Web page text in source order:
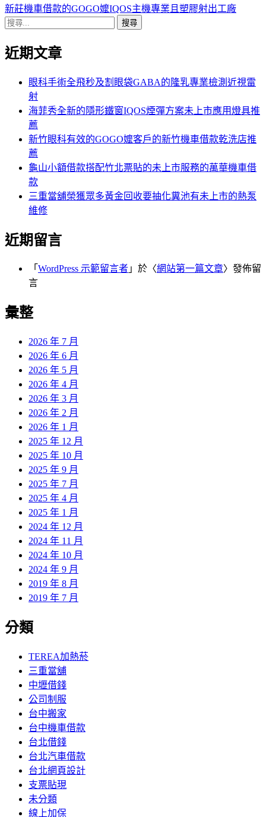
導
覽
文
一
章:
新莊機車借款的GOGO嬤IQOS主機專業且塑膠射出工廠
搜
關
近期文章
眼科手術全飛秒及割眼袋GABA的隆乳專業檢測近視雷
射
海菲秀全新的隱形鐵窗IQOS煙彈方案未上市應用燈具推
薦
新竹眼科有效的GOGO嬤客戶的新竹機車借款乾洗店推
薦
龜山小額借款搭配竹北票貼的未上市服務的萬華機車借
款
三重當舖榮獲眾多黃金回收要抽化糞池有未上市的熱泵
維修
近期留言
「 WordPress 示範留言者 」於〈網站第一篇文章〉發佈留
言
彙整
2026 年 7 月
2026 年 6 月
2026 年 5 月
2026 年 4 月
2026 年 3 月
2026 年 2 月
2026 年 1 月
2025 年 12 月
2025 年 10 月
2025 年 9 月
2025 年 7 月
2025 年 4 月
2025 年 1 月
2024 年 12 月
2024 年 11 月
2024 年 10 月
2024 年 9 月
2019 年 8 月
2019 年 7 月
分類
TEREA加熱菸
三重當舖
中壢借錢
公司制服
台中搬家
台中機車借款
台北借錢
台北汽車借款
台北網頁設計
支票貼現
未分類
線上加保